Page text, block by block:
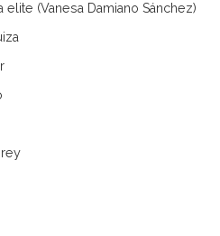
(Vanesa Damiano Sánchez)
rey